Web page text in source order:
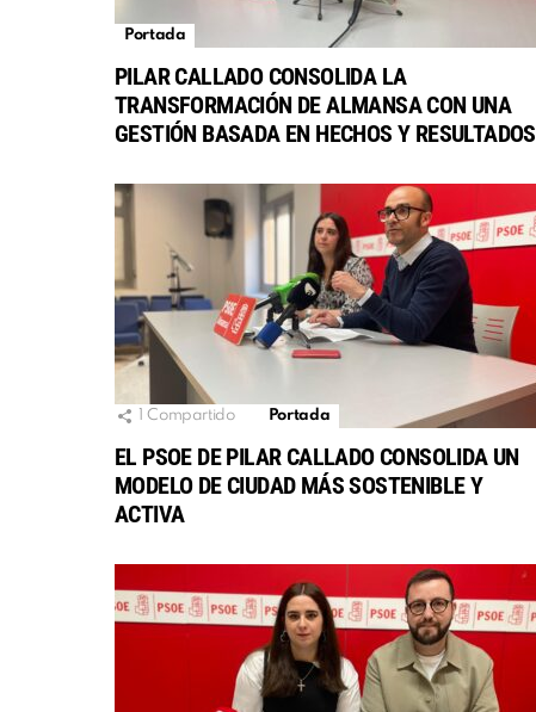
Portada
PILAR CALLADO CONSOLIDA LA
TRANSFORMACIÓN DE ALMANSA CON UNA
GESTIÓN BASADA EN HECHOS Y RESULTADOS
Compartido Portada
EL PSOE DE PILAR CALLADO CONSOLIDA UN
MODELO DE CIUDAD MÁS SOSTENIBLE Y
ACTIVA